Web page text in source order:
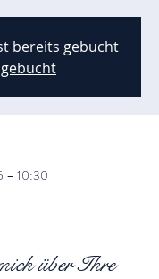
bereits gebucht
– 10:30
über Ihre